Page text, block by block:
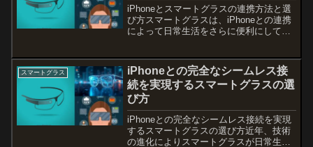
iPhoneとスマートグラスの連携方法と選
び方スマートグラスは、iPhoneとの連携
によって日常生活をさらに便利にしてく
タイムでミラーリングしたり、度付きレ
ンズで...
スマートグラス
iPhoneとの完全なシームレス接
続を実現するスマートグラスの選
び方
iPhoneとの完全なシームレス接続を実現
するスマートグラスの選び方近年、技術
の進化によりスマートグラスが日常生活